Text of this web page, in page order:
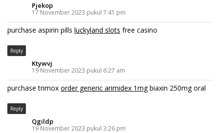
Pjekop
17 November 2023 pukul 7:41 pm
purchase aspirin pills luckyland slots free casino
Reply
Ktywvj
19 November 2023 pukul 6:27 am
purchase trimox order generic arimidex 1mgbiaxin 250mg oral
Reply
Qgildp
19 November 2023 pukul 3:26 pm